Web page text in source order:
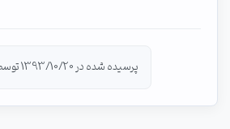
پرسیده شده در 1393/10/20 توسط